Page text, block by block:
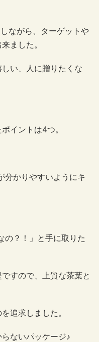
ながら、ターゲットや
ました。
い、人に贈りたくな
イントは4つ。
かりやすいようにキ
？！」と手に取りた
すので、上質な茶葉と
追求しました。
ないパッケージ♪